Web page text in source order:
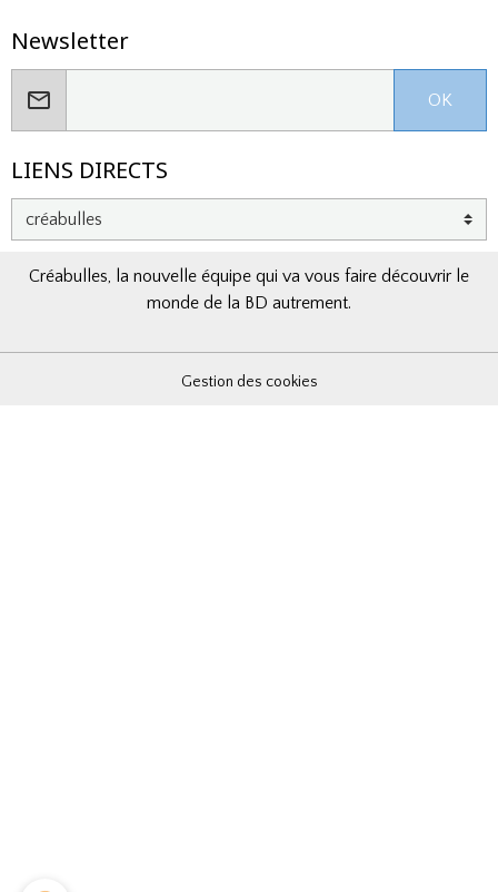
Newsletter
OK
LIENS DIRECTS
Créabulles, la nouvelle équipe qui va vous faire découvrir le
monde de la BD autrement.
Gestion des cookies